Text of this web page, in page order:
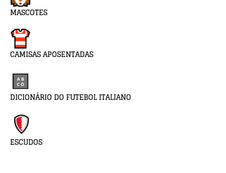
MASCOTES
CAMISAS APOSENTADAS
DICIONÁRIO DO FUTEBOL ITALIANO
ESCUDOS